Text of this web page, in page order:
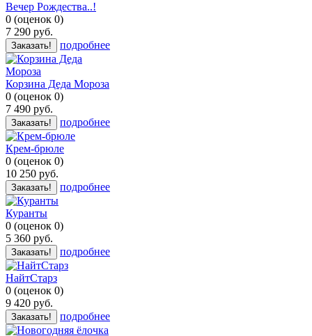
Вечер Рождества..!
0 (оценок 0)
7 290 руб.
Заказать! подробнее
Корзина Деда Мороза
0 (оценок 0)
7 490 руб.
Заказать! подробнее
Крем-брюле
0 (оценок 0)
10 250 руб.
Заказать! подробнее
Куранты
0 (оценок 0)
5 360 руб.
Заказать! подробнее
НайтСтарз
0 (оценок 0)
9 420 руб.
Заказать! подробнее